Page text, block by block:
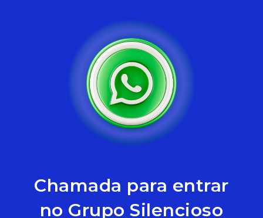
Chamada para entrar
no Grupo Silencioso